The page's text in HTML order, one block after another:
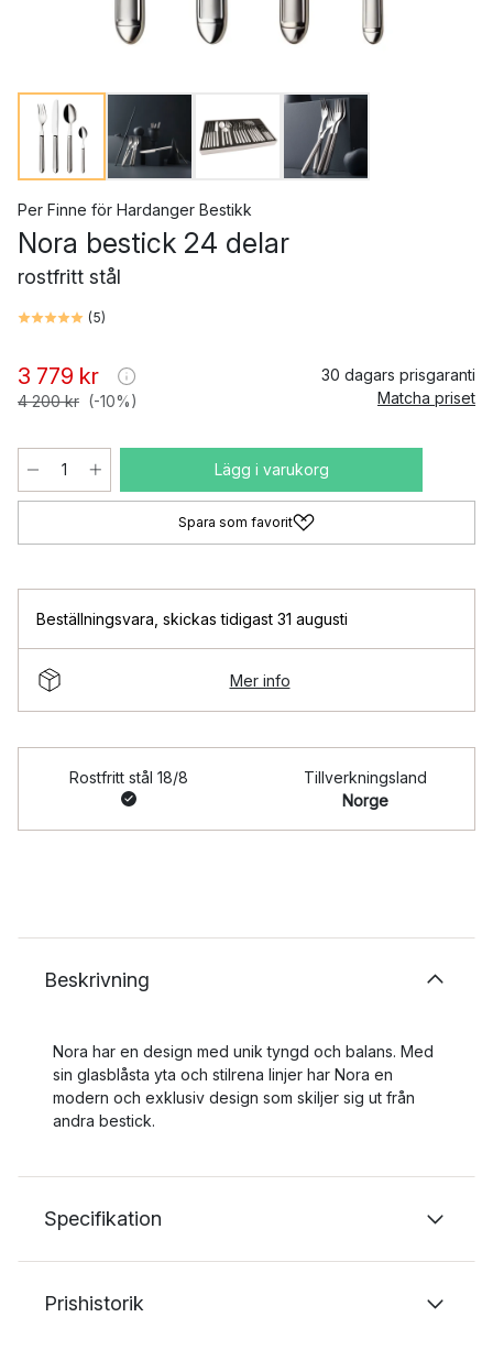
Per Finne för Hardanger Bestikk
Nora bestick 24 delar
rostfritt stål
(5)
3 779 kr
4 200 kr (-10%)
30 dagars prisgaranti
Matcha priset
Lägg i varukorg
Spara som favorit
Beställningsvara skickas tidigast 31 augusti
Mer info
Rostfritt stål 18/8
Tillverkningsland
Norge
Beskrivning
Nora har en design med unik tyngd och balans. Med
sin glasblåsta yta och stilrena linjer har Nora en
modern och exklusiv design som skiljer sig ut från
andra bestick.
Specifikation
Prishistorik